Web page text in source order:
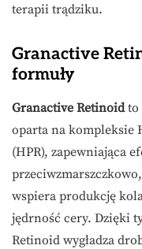
terapii trądziku.
Granactive
formuły
Granactive Retinoidto
oparta na kompleksie
(HPR), zapewniająca
wspiera produkcję
jędrność cery. Dzięki
Retinoid wygładza